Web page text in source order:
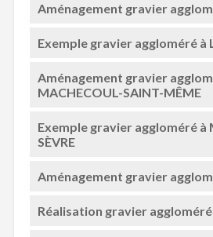
Aménagement gravier
Exemple gravier aggloméré à
Aménagement gravier
MACHECOUL-SAINT-MÊME
Exemple gravier aggloméré à
SÈVRE
Aménagement gravier
Réalisation gravier aggloméré